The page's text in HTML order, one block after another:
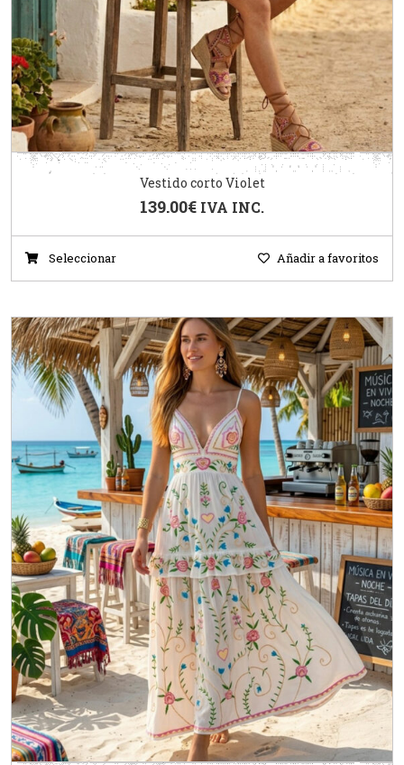
Vestido corto Violet
139.00€ IVA INC.
Seleccionar Añadir a favoritos